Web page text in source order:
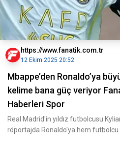
https://www.fanatik.com.tr
12 Ekim 2025 20:52
Mbappe’den Ronaldo’ya
kelime bana güç veriyor
Haberleri Spor
Real Madrid'in yıldız futbolcusu
röportajda Ronaldo'ya hem futbolcu